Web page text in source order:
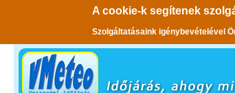
A cookie-k segítenek
Szolgáltatásaink igénybevételével
Ugrás a tartalomra